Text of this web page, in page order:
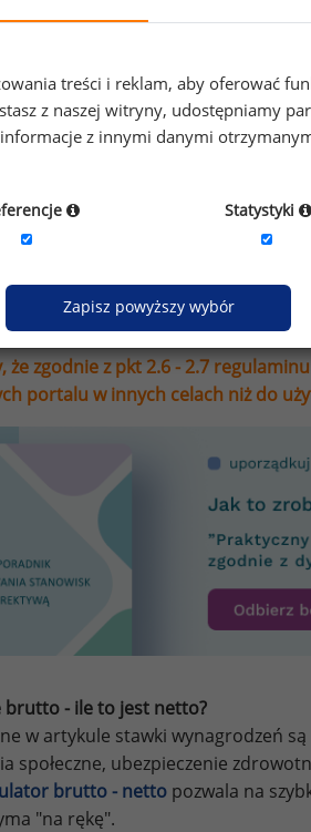
zgodę na przetwarzanie moich
sp. z o.o. sp. k. w celu otrzymywania
zgodę na przesyłanie na podany
Oświadczam, że zapoznałem
że zgodnie z pkt 2.6 - 2.7
portalu w innych celach niż do
brutto - ile to jest netto?
w artykule stawki wynagrodzeń
społeczne, ubezpieczenie
brutto - netto pozwala na
"na rękę".
treści i reklam, aby oferować
z naszej witryny, udostępniamy
z innymi danymi
Statystyki
Zapisz powyższy wybór